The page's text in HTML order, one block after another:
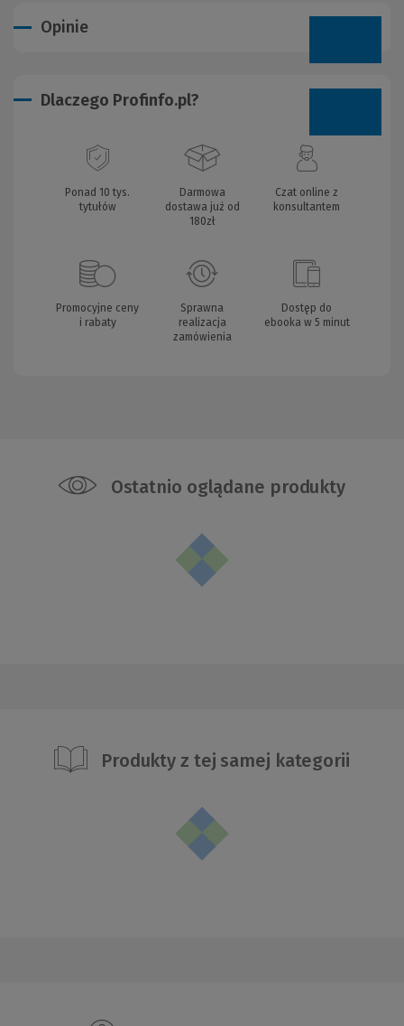
Opinie
Dlaczego Profinfo.pl?
Ponad 10 tys.
tytułów
Darmowa
dostawa już od
180zł
Czat online z
konsultantem
Promocyjne ceny
i rabaty
Sprawna
realizacja
zamówienia
Dostęp do
ebooka w 5 minut
Ostatnio oglądane produkty
Produkty z tej samej kategorii